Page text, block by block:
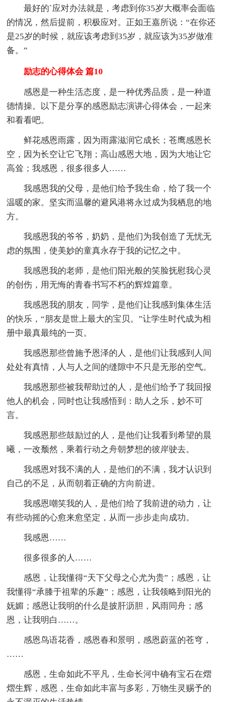
最好的`应对办法就是，考虑到你35岁大概率会面临
的情况，然后提前，积极应对。正如王嘉所说：“在你还
是25岁的时候，就应该考虑到35岁，就应该为35岁做准
备。”
励志的心得体会 篇10
感恩是一种生活态度，是一种优秀品质，是一种道
德情操。以下是分享的感恩励志演讲心得体会，一起来
和看看吧。
鲜花感恩雨露，因为雨露滋润它成长；苍鹰感恩长
空，因为长空让它飞翔；高山感恩大地，因为大地让它
高耸；我感恩，很多很多人……
我感恩我的父母，是他们给予我生命，给了我一个
温暖的家。坚实而温馨的避风港将永过成为我栖息的地
方。
我感恩我的爷爷，奶奶，是他们为我创造了无忧无
虑的氛围，使美妙的童真永存于我的记忆之中。
我感恩我的老师，是他们阳光般的笑脸抚慰我心灵
的创伤，用无悔的青春书写不朽的辉煌篇章。
我感恩我的朋友，同学，是他们让我感到集体生活
的快乐，“朋友是世上最大的宝贝。”让学生时代成为相
册中最真最纯的一页。
我感恩那些曾施予恩泽的人，是他们让我感到人间
处处有真情，人与人之间的缝隙中不只是无形的空气。
我感恩那些被我帮助过的人，是他们给予了我回报
他人的机会，同时也让我感悟到：助人之乐，妙不可
言。
我感恩那些鼓励过的人，是他们让我看到希望的晨
曦，一改颓然，乘着行动之舟朝梦想的彼岸驶去。
我感恩对我不满的人，是他们的不满，我才认识到
自己的不足，从而朝着正确的方向前进。
我感恩嘲笑我的人，是他们给了我前进的动力，让
有些动摇的心愈来愈坚定，从而一步步走向成功。
我感恩……
很多很多的人……
感恩，让我懂得“天下父母之心尤为贵”；感恩，让
我懂得“承膝于祖辈的乐趣”；感恩，让我领略到阳光的
妩媚；感恩让我明的什么是披肝沥胆，风雨同舟；感
恩，让我明白……。
感恩鸟语花香，感恩春和景明，感恩蔚蓝的苍穹，
……
感恩，生命如此不平凡，生命长河中确有宝石在熠
熠生辉，感恩，生命如此丰富与多彩，万物生灵赐予的